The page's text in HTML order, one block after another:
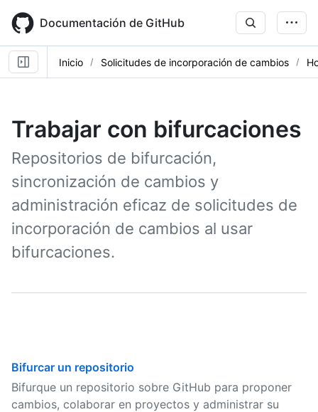
main
content
Documentación de GitHub
Inicio Solicitudes de incorporación de cambios
Trabajar con bifurcaciones
Repositorios de bifurcación,
sincronización de cambios y
administración eficaz de solicitudes de
incorporación de cambios al usar
bifurcaciones.
Bifurcar un repositorio
Bifurque un repositorio sobre GitHub para proponer
cambios, colaborar en proyectos y administrar su